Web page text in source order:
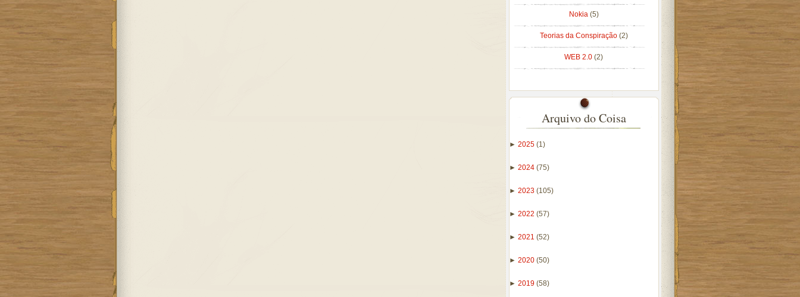
Nokia (5)
Teorias da Conspiração (2)
WEB 2.0 (2)
Arquivo do Coisa
► 2025 (1)
► 2024 (75)
► 2023 (105)
► 2022 (57)
► 2021 (52)
► 2020 (50)
► 2019 (58)